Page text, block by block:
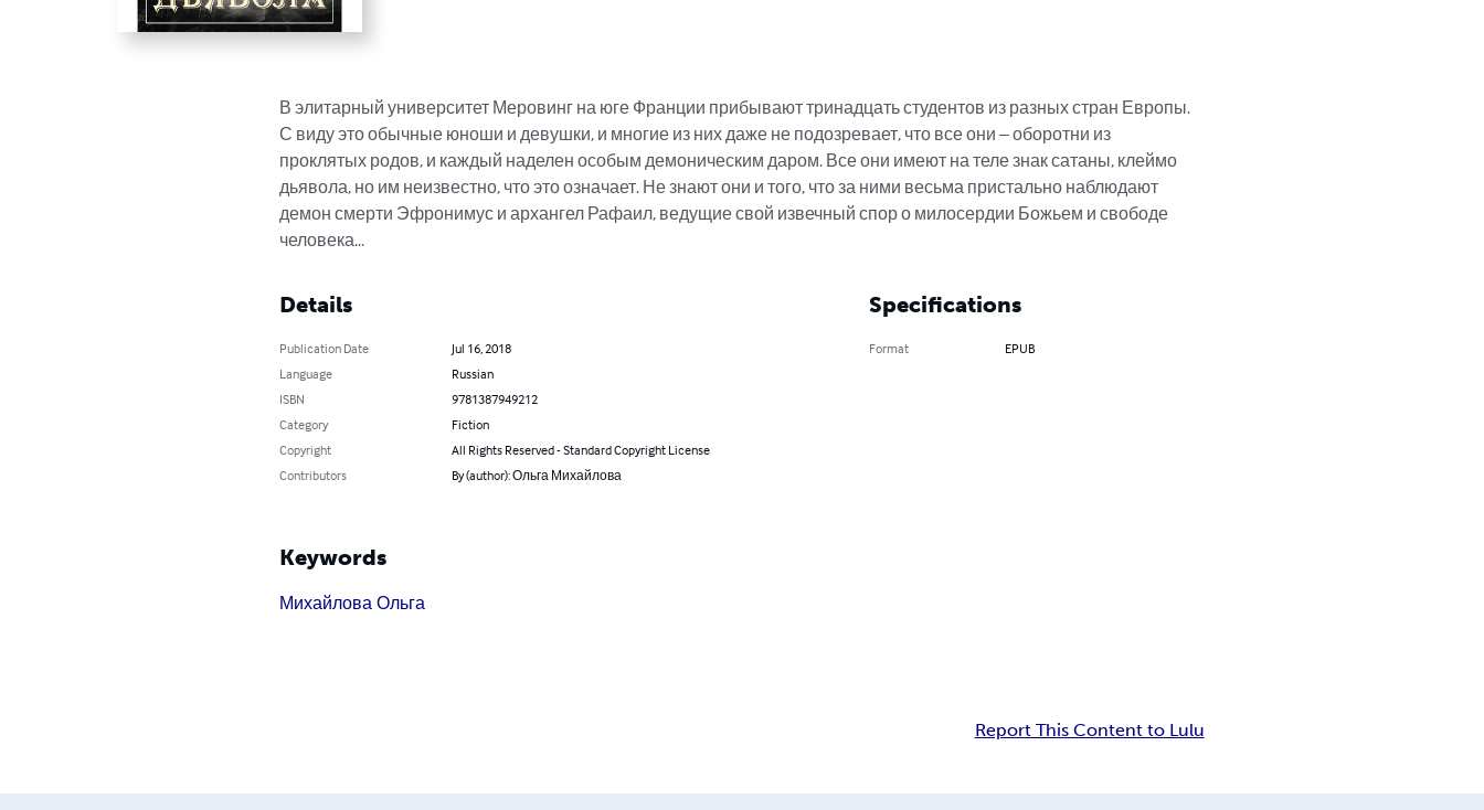
В элитарный университет Меровинг на юге Франции прибывают тринадцать студентов из разных стран Европы.
С виду это обычные юноши и девушки, и многие из них даже не подозревает, что все они – оборотни из
проклятых родов, и каждый наделен особым демоническим даром. Все они имеют на теле знак сатаны, клеймо
дьявола, но им неизвестно, что это означает. Не знают они и того, что за ними весьма пристально наблюдают
демон смерти Эфронимус и архангел Рафаил, ведущие свой извечный спор о милосердии Божьем и свободе
человека...
Details
Publication Date
Jul 16, 2018
Language
Russian
ISBN
9781387949212
Category
Fiction
Copyright
All Rights Reserved - Standard Copyright License
Contributors
By (author): Ольга Михайлова
Specifications
Format EPUB
Keywords
Михайлова Ольга
Report This Content to Lulu